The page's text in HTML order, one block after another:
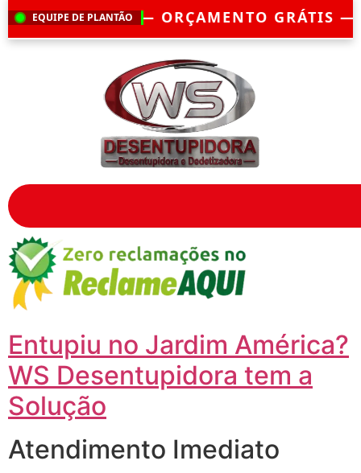
EQUIPE DE PLANTÃOGRÁTIS — EMERGÊNCIA?
Entupiu no Jardim América?
WS Desentupidora tem a
Solução
Atendimento Imediato